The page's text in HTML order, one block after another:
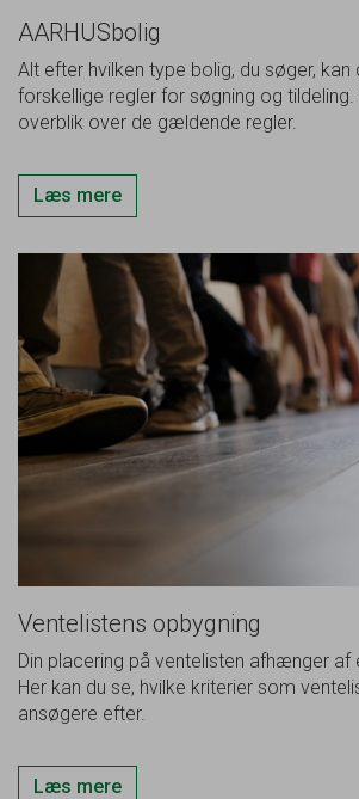
AARHUSbolig
Alt efter hvilken type bolig, du søger,
forskellige regler for søgning og tildeling.
overblik over de gældende regler.
Læs mere
Ventelistens opbygning
Din placering på ventelisten afhænger af
Her kan du se, hvilke kriterier som
ansøgere efter.
Læs mere